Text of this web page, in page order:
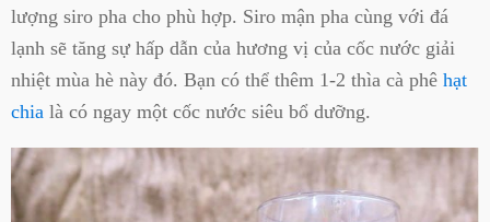
lượng siro pha cho phù hợp. Siro mận pha cùng với đá
lạnh sẽ tăng sự hấp dẫn của hương vị của cốc nước giải
nhiệt mùa hè này đó. Bạn có thể thêm 1-2 thìa cà phê hạt
chia là có ngay một cốc nước siêu bổ dưỡng.